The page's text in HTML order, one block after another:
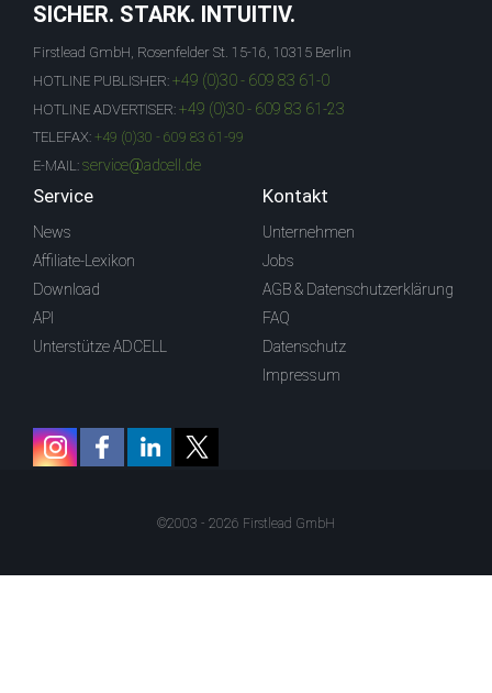
SICHER. STARK. INTUITIV.
Firstlead GmbH, Rosenfelder St. 15-16, 10315 Berlin
HOTLINE PUBLISHER: +49 (0)30 - 609 83 61-0
HOTLINE ADVERTISER: +49 (0)30 - 609 83 61-23
TELEFAX: +49 (0)30 - 609 83 61-99
E-MAIL: service@adcell.de
Service
News
Affiliate-Lexikon
Download
API
Unterstütze ADCELL
Kontakt
Unternehmen
Jobs
AGB & Datenschutzerklärung
FAQ
Datenschutz
Impressum
©2003 - 2026 Firstlead GmbH